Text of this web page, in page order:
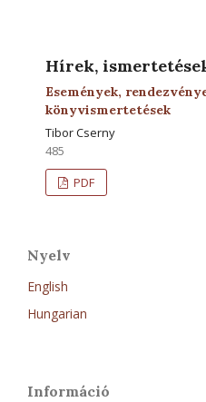
Hírek,
Események,
könyvismertetések
Tibor Cserny
485
PDF
Nyelv
English
Hungarian
Információ